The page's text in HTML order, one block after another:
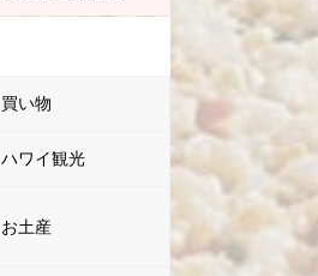
買い物
ハワイ観光
お土産